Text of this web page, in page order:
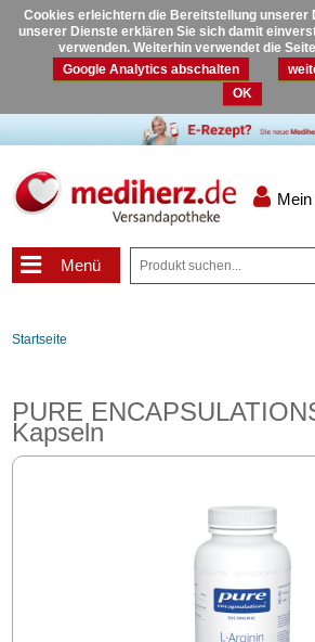
Cookies erleichtern die Bereitstellung unserer
unserer Dienste erklären Sie sich damit
verwenden. Weiterhin verwendet die
Google Analytics abschalten
OK
Menü
Startseite
PURE
Kapseln